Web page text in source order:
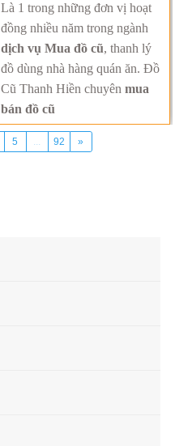
Là 1 trong những đơn vị hoạt
đồng nhiều năm trong ngành
dịch vụ Mua đồ cũ, thanh lý
đồ dùng nhà hàng quán ăn. Đồ
Cũ Thanh Hiền chuyên mua
bán đồ cũ
5 ... 92 »